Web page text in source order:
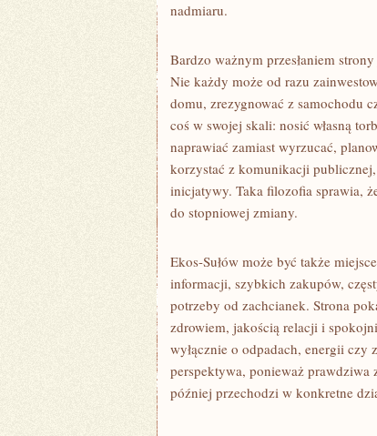
nadmiaru.
Bardzo ważnym przesłaniem
Nie każdy może od razu
domu, zrezygnować z samochodu
coś w swojej skali: nosić własną
naprawiać zamiast wyrzucać,
korzystać z komunikacji
inicjatywy. Taka filozofia sprawia,
do stopniowej zmiany.
Ekos-Sułów może być także
informacji, szybkich zakupów,
potrzeby od zachcianek. Strona
zdrowiem, jakością relacji i
wyłącznie o odpadach, energii
perspektywa, ponieważ prawdziwa
później przechodzi w konkretne